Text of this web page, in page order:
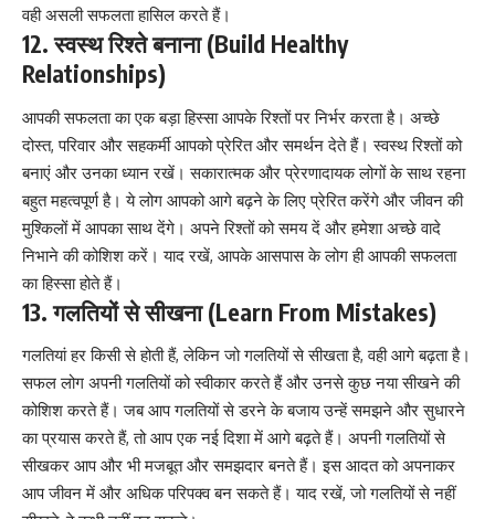
वही असली सफलता हासिल करते हैं।
12. स्वस्थ रिश्ते बनाना (Build Healthy
Relationships)
आपकी सफलता का एक बड़ा हिस्सा आपके रिश्तों पर निर्भर करता है। अच्छे
दोस्त, परिवार और सहकर्मी आपको प्रेरित और समर्थन देते हैं। स्वस्थ रिश्तों को
बनाएं और उनका ध्यान रखें। सकारात्मक और प्रेरणादायक लोगों के साथ रहना
बहुत महत्वपूर्ण है। ये लोग आपको आगे बढ़ने के लिए प्रेरित करेंगे और जीवन की
मुश्किलों में आपका साथ देंगे। अपने रिश्तों को समय दें और हमेशा अच्छे वादे
निभाने की कोशिश करें। याद रखें, आपके आसपास के लोग ही आपकी सफलता
का हिस्सा होते हैं।
13. गलतियों से सीखना (Learn From Mistakes)
गलतियां हर किसी से होती हैं, लेकिन जो गलतियों से सीखता है, वही आगे बढ़ता है।
सफल लोग अपनी गलतियों को स्वीकार करते हैं और उनसे कुछ नया सीखने की
कोशिश करते हैं। जब आप गलतियों से डरने के बजाय उन्हें समझने और सुधारने
का प्रयास करते हैं, तो आप एक नई दिशा में आगे बढ़ते हैं। अपनी गलतियों से
सीखकर आप और भी मजबूत और समझदार बनते हैं। इस आदत को अपनाकर
आप जीवन में और अधिक परिपक्व बन सकते हैं। याद रखें, जो गलतियों से नहीं